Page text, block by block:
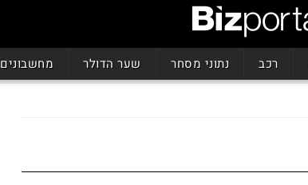
רכב נתוני מסחר שער הדולר מחשבונים